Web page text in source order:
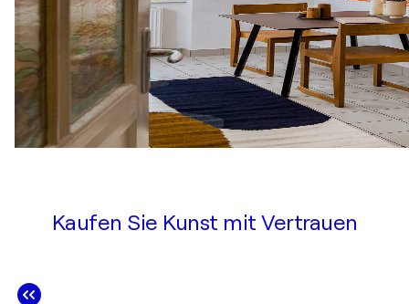
Kaufen Sie Kunst mit Vertrauen